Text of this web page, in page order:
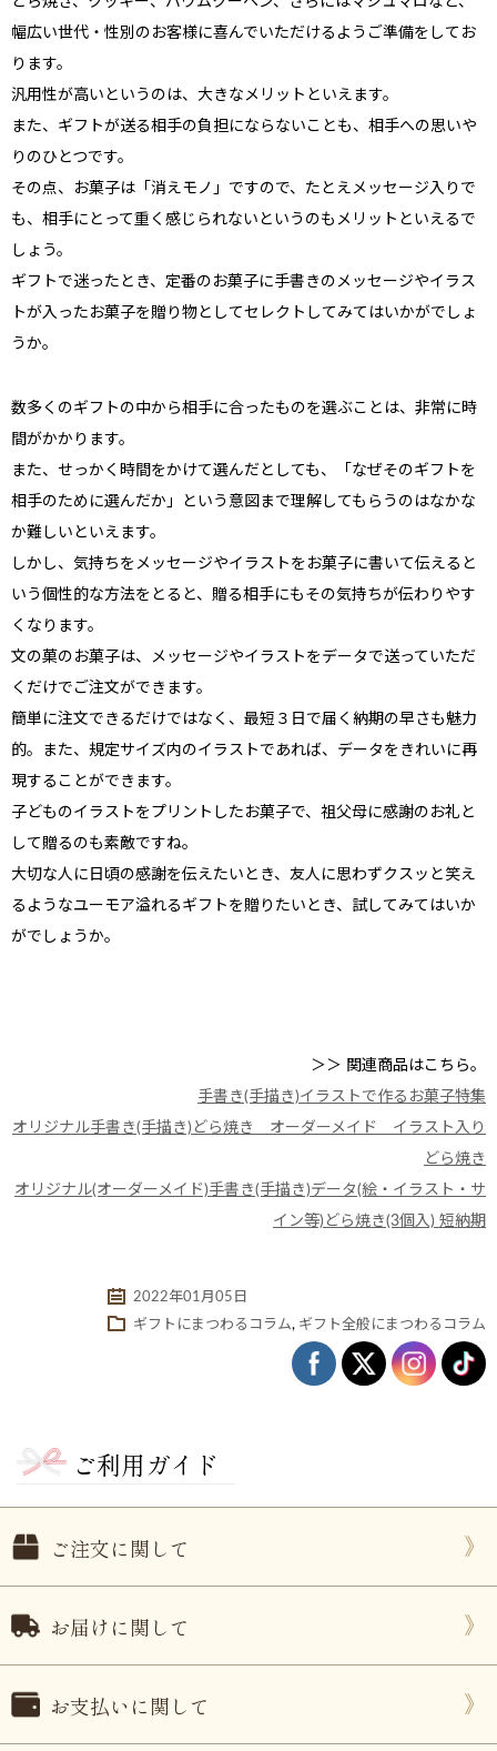
幅広い世代・性別のお客様に喜んでいただけるようご準備をしてお
ります。
汎用性が高いというのは、大きなメリットといえます。
また、ギフトが送る相手の負担にならないことも、相手への思いや
りのひとつです。
その点、お菓子は「消えモノ」ですので、たとえメッセージ入りで
も、相手にとって重く感じられないというのもメリットといえるで
しょう。
ギフトで迷ったとき、定番のお菓子に手書きのメッセージやイラス
トが入ったお菓子を贈り物としてセレクトしてみてはいかがでしょ
うか。
数多くのギフトの中から相手に合ったものを選ぶことは、非常に時
間がかかります。
また、せっかく時間をかけて選んだとしても、「なぜそのギフトを
相手のために選んだか」という意図まで理解してもらうのはなかな
か難しいといえます。
しかし、気持ちをメッセージやイラストをお菓子に書いて伝えると
いう個性的な方法をとると、贈る相手にもその気持ちが伝わりやす
くなります。
文の菓のお菓子は、メッセージやイラストをデータで送っていただ
くだけでご注文ができます。
簡単に注文できるだけではなく、最短３日で届く納期の早さも魅力
的。また、規定サイズ内のイラストであれば、データをきれいに再
現することができます。
子どものイラストをプリントしたお菓子で、祖父母に感謝のお礼と
して贈るのも素敵ですね。
大切な人に日頃の感謝を伝えたいとき、友人に思わずクスッと笑え
るようなユーモア溢れるギフトを贈りたいとき、試してみてはいか
がでしょうか。
＞＞ 関連商品はこちら。
手書き(手描き)イラストで作るお菓子特集
オリジナル手書き(手描き)どら焼き オーダーメイド イラスト入り
どら焼き
オリジナル(オーダーメイド)手書き(手描き)データ(絵・イラスト・サ
イン等)どら焼き(3個入) 短納期
2022年01月05日
ギフトにまつわるコラム, ギフト全般にまつわるコラム
ご利用ガイド
ご注文に関して
お届けに関して
お支払いに関して